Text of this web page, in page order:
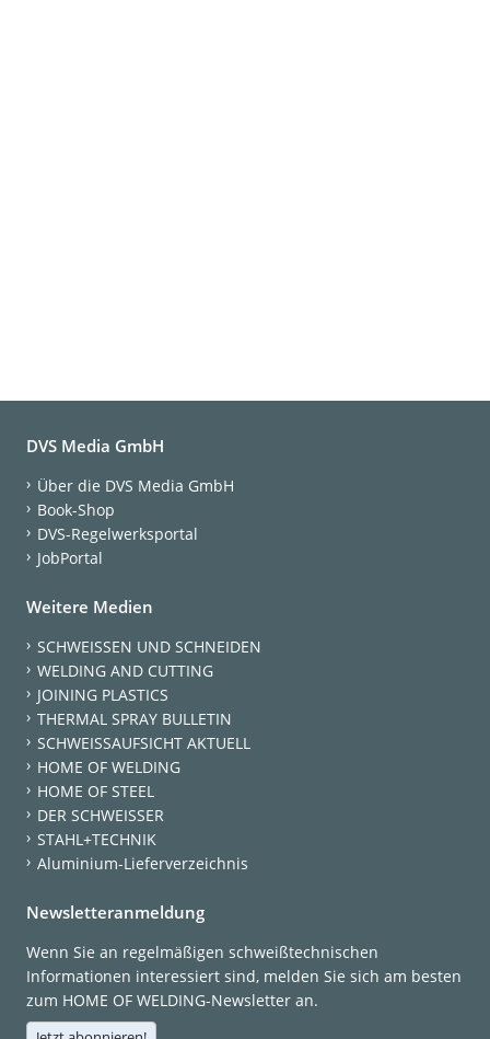
DVS Media GmbH
Über die DVS Media GmbH
Book-Shop
DVS-Regelwerksportal
JobPortal
Weitere Medien
SCHWEISSEN UND SCHNEIDEN
WELDING AND CUTTING
JOINING PLASTICS
THERMAL SPRAY BULLETIN
SCHWEISSAUFSICHT AKTUELL
HOME OF WELDING
HOME OF STEEL
DER SCHWEISSER
STAHL+TECHNIK
Aluminium-Lieferverzeichnis
Newsletteranmeldung
Wenn Sie an regelmäßigen schweißtechnischen
Informationen interessiert sind, melden Sie sich am besten
zum HOME OF WELDING-Newsletter an.